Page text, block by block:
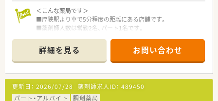
＜こんな薬局です＞
■厚狭駅より車で5分程度の距離にある店舗です。
■薬剤師人数は常勤2名、パート1名です。
＜業務内容＞
■近隣クリニックより眼科をメインに、内科や小児科等幅広い処
方を応需しています。
■処方箋枚数は約80枚/日です。
＜研修制度＞
■現場の先輩薬剤師より指導を受けて頂きます。
詳細を見る お問い合わせ
更新日： 2026/07/28 薬剤師求人ID： 489450
パート・アルバイト
調剤薬局